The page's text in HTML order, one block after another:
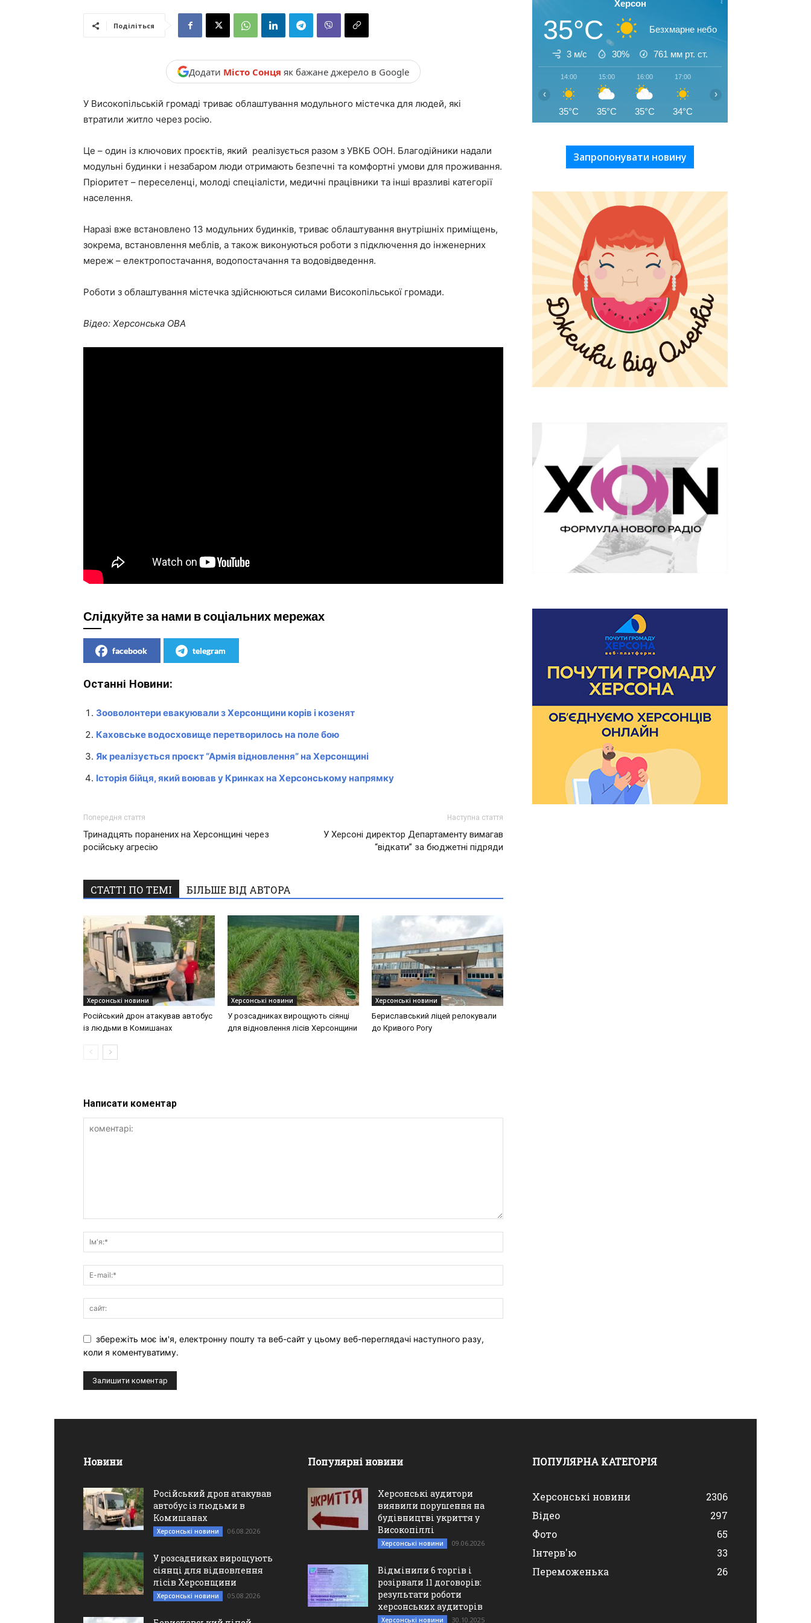
новини,
Україна.
Поділіться
Додати Місто Сонця як бажане джерело в Google
У Високопільській громаді триває облаштування модульного містечка для людей, які
втратили житло через росію.
Це – один із ключових проєктів, який реалізується разом з УВКБ ООН. Благодійники надали
модульні будинки і незабаром люди отримають безпечні та комфортні умови для проживання.
Пріоритет – переселенці, молоді спеціалісти, медичні працівники та інші вразливі категорії
населення.
Наразі вже встановлено 13 модульних будинків, триває облаштування внутрішніх приміщень,
зокрема, встановлення меблів, а також виконуються роботи з підключення до інженерних
мереж – електропостачання, водопостачання та водовідведення.
Роботи з облаштування містечка здійснюються силами Високопільської громади.
Відео: Херсонська ОВА
Слідкуйте за нами в соціальних мережах
facebook telegram
Останні Новини:
Зооволонтери евакуювали з Херсонщини корів і козенят
Каховське водосховище перетворилось на поле бою
Як реалізується проєкт “Армія відновлення” на Херсонщині
Історія бійця, який воював у Кринках на Херсонському напрямку
Попередня стаття
Тринадцять поранених на Херсонщині через
російську агресію
Наступна стаття
У Херсоні директор Департаменту вимагав
“відкати” за бюджетні підряди
СТАТТІ ПО ТЕМІ БІЛЬШЕ ВІД АВТОРА
Херсонські новини
Російський дрон атакував автобус
із людьми в Комишанах
Херсонські новини
У розсадниках вирощують сіянці
для відновлення лісів Херсонщини
Херсонські новини
Бериславський ліцей релокували
до Кривого Рогу
Написати коментар
збережіть моє ім'я, електронну пошту та веб-сайт у цьому веб-переглядачі наступного разу,
коли я коментуватиму.
Херсон
35°C Безхмарне небо
3 м/с 30% 761 мм рт. ст.
14:00
35°C
15:00
35°C
16:00
35°C
17:00
34°C
‹ ›
Запропонувати новину
Новини
Російський дрон атакував
автобус із людьми в
Комишанах
Херсонські новини 06.08.2026
У розсадниках вирощують
сіянці для відновлення
лісів Херсонщини
Херсонські новини 05.08.2026
Популярні новини
Херсонські аудитори
виявили порушення на
будівництві укриття у
Високопіллі
Херсонські новини 09.06.2026
Відмінили 6 торгів і
розірвали 11 договорів:
результати роботи
херсонських аудиторів
Херсонські новини 30.10.2025
ПОПУЛЯРНА КАТЕГОРІЯ
Херсонські новини
2306
Відео
297
Фото
65
Інтерв'ю
33
Переможенька
26